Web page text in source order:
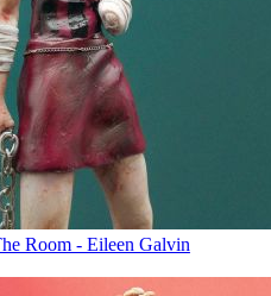
Room - Eileen Galvin